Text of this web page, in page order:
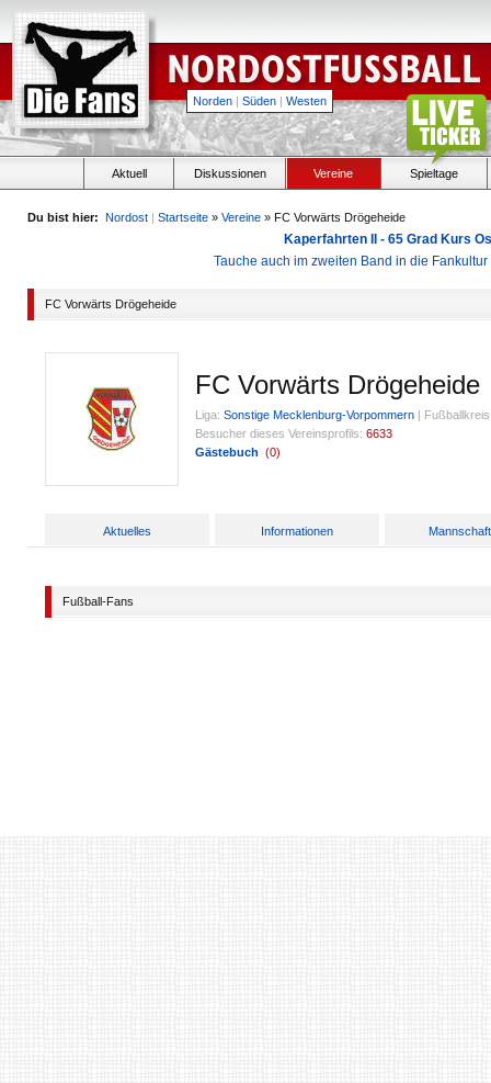
Norden | Süden | Westen
Aktuell Diskussionen Vereine Spieltage
Du bist hier: Nordost | Startseite » Vereine » FC Vorwärts Drögeheide
Kaperfahrten II - 65 Grad Kurs
Tauche auch im zweiten Band in die
FC Vorwärts Drögeheide
FC Vorwärts Drögeheide
Liga: Sonstige Mecklenburg-Vorpommern |
Besucher dieses Vereinsprofils: 6633
Gästebuch (0)
Aktuelles Informationen
Fußball-Fans